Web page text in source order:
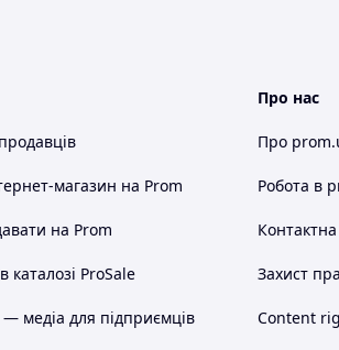
магазин на Prom
на Prom
каталозі ProSale
медіа для підприємців
Про нас
Про
Робота в
Захист
Content